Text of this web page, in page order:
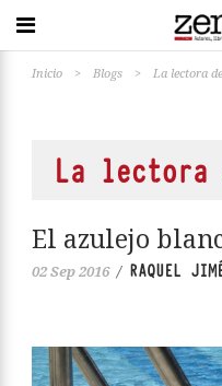
Inicio > Blogs > La lectora
La lectora
El azulejo
02 Sep 2016 / RAQUEL